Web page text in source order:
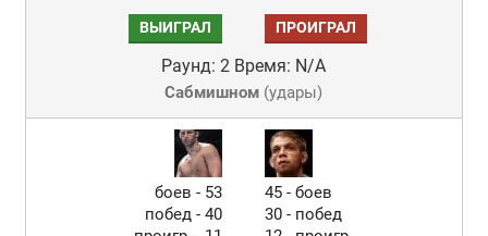
ВЫИГРАЛ ПРОИГРАЛ
Раунд: 2 Время: N/A
Сабмишном (удары)
боев - 53
побед - 40
45 - боев
30 - побед